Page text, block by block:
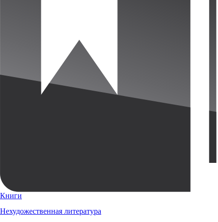
Книги
Нехудожественная литература